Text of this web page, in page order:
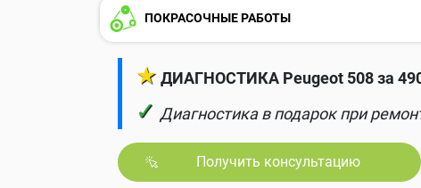
ПОКРАСОЧНЫЕ РАБОТЫ
★ ДИАГНОСТИКА Peugeot 508 за
✓ Диагностика в подарок при
Получить консультацию